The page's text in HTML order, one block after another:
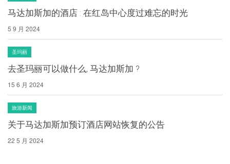
马达加斯加的酒店 : 在红岛中心度过难忘的时光
5 9 月 2024
圣玛丽
去圣玛丽可以做什么, 马达加斯加 ?
15 6 月 2024
旅游新闻
关于马达加斯加预订酒店网站恢复的公告
22 5 月 2024